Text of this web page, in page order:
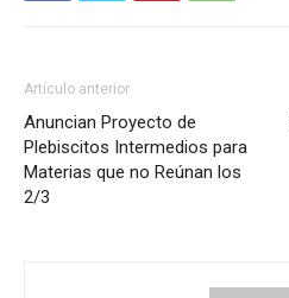
Artículo anterior
Anuncian Proyecto de
Plebiscitos Intermedios para
Materias que no Reúnan los
2/3